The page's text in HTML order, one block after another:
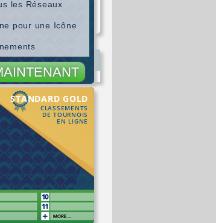
les Réseaux
pour une Icône
STANDARD GOLD
CLASSEMENTS
DE TOURNOIS
EN LIGNE